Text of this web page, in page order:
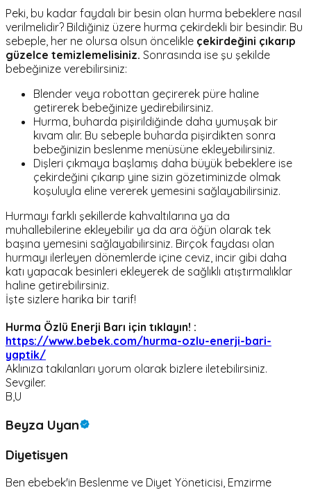
Peki, bu kadar faydalı bir besin olan hurma bebeklere nasıl
verilmelidir? Bildiğiniz üzere hurma çekirdekli bir besindir. Bu
sebeple, her ne olursa olsun öncelikle çekirdeğini çıkarıp
güzelce temizlemelisiniz. Sonrasında ise şu şekilde
bebeğinize verebilirsiniz:
Blender veya robottan geçirerek püre haline
getirerek bebeğinize yedirebilirsiniz.
Hurma, buharda pişirildiğinde daha yumuşak bir
kıvam alır. Bu sebeple buharda pişirdikten sonra
bebeğinizin beslenme menüsüne ekleyebilirsiniz.
Dişleri çıkmaya başlamış daha büyük bebeklere ise
çekirdeğini çıkarıp yine sizin gözetiminizde olmak
koşuluyla eline vererek yemesini sağlayabilirsiniz.
Hurmayı farklı şekillerde kahvaltılarına ya da
muhallebilerine ekleyebilir ya da ara öğün olarak tek
başına yemesini sağlayabilirsiniz. Birçok faydası olan
hurmayı ilerleyen dönemlerde içine ceviz, incir gibi daha
katı yapacak besinleri ekleyerek de sağlıklı atıştırmalıklar
haline getirebilirsiniz.
İşte sizlere harika bir tarif!
Hurma Özlü Enerji Barı için tıklayın! :
https://www.bebek.com/hurma-ozlu-enerji-bari-
yaptik/
Aklınıza takılanları yorum olarak bizlere iletebilirsiniz.
Sevgiler.
B,U
Beyza Uyan
Diyetisyen
Ben ebebek'in Beslenme ve Diyet Yöneticisi, Emzirme